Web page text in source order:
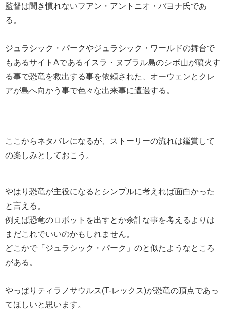
監督は聞き慣れないフアン・アントニオ・バヨナ氏であ
る。
ジュラシック・パークやジュラシック・ワールドの舞台で
もあるサイトAであるイスラ・ヌブラル島のシボ山が噴火す
る事で恐竜を救出する事を依頼された、オーウェンとクレ
アが島へ向かう事で色々な出来事に遭遇する。
ここからネタバレになるが、ストーリーの流れは鑑賞して
の楽しみとしておこう。
やはり恐竜が主役になるとシンプルに考えれば面白かった
と言える。
例えば恐竜のロボットを出すとか余計な事を考えるよりは
まだこれでいいのかもしれません。
どこかで「ジュラシック・パーク」のと似たようなところ
がある。
やっぱりティラノサウルス(T-レックス)が恐竜の頂点であっ
てほしいと思います。